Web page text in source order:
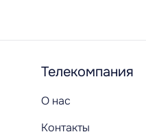
Телекомпания
О нас
Контакты